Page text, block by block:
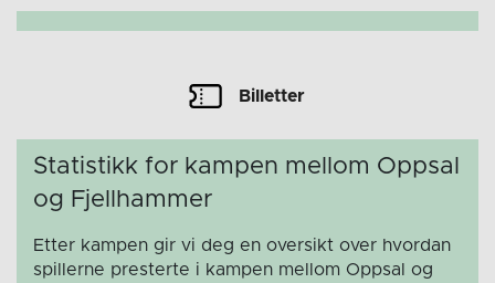
Billetter
Statistikk for kampen mellom Oppsal
og Fjellhammer
Etter kampen gir vi deg en oversikt over hvordan
spillerne presterte i kampen mellom Oppsal og